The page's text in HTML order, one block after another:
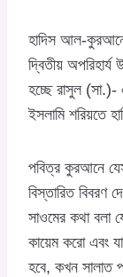
হাদিস আল-
দ্বিতীয়
হচ্ছে রাসুল
ইসলামি শরিয়তে
পবিত্র কুরআনে
বিস্তারিত বিবরণ
সাওমের কথা বলা
কায়েম করো এবং
হবে, কখন সালাত